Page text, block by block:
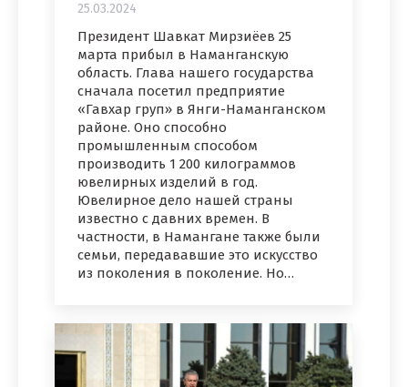
25.03.2024
Президент Шавкат Мирзиёев 25
марта прибыл в Наманганскую
область. Глава нашего государства
сначала посетил предприятие
«Гавхар груп» в Янги-Наманганском
районе. Оно способно
промышленным способом
производить 1 200 килограммов
ювелирных изделий в год.
Ювелирное дело нашей страны
известно с давних времен. В
частности, в Намангане также были
семьи, передававшие это искусство
из поколения в поколение. Но…